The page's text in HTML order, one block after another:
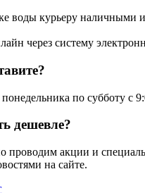
воды курьеру наличными
через систему
по субботу с
дешевле?
проводим акции и
на сайте.